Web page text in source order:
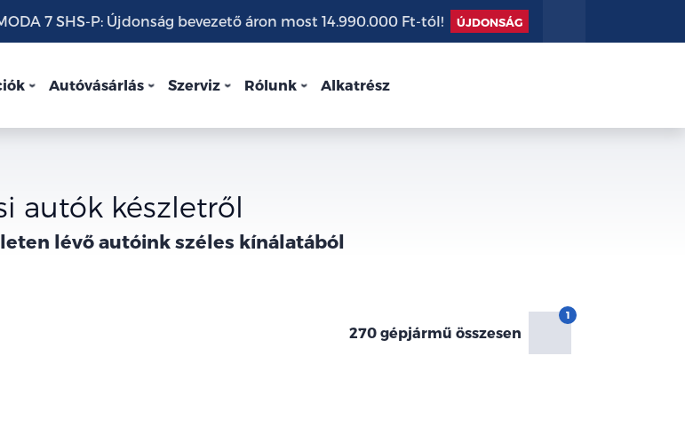
7 SHS-P: Újdonság bevezető áron most 14.990.000 Ft-tól! ÚJDONSÁG
Autóvásárlás Szerviz Rólunk Alkatrész
autók készletről
lévő autóink széles kínálatából
270 gépjármű összesen